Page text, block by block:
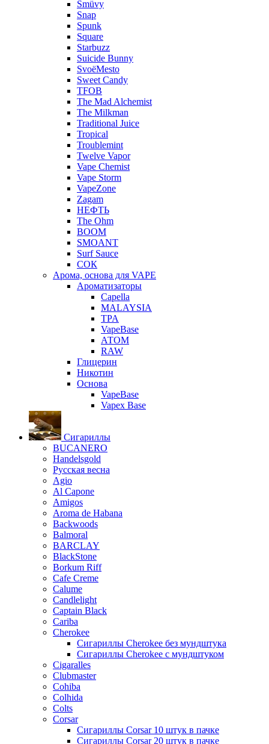
Smüvy
Snap
Spunk
Square
Starbuzz
Suicide Bunny
SvoёMesto
Sweet Candy
TFOB
The Mad Alchemist
The Milkman
Traditional Juice
Tropical
Troublemint
Twelve Vapor
Vape Chemist
Vape Storm
VapeZone
Zagam
НЕФТЬ
The Ohm
BOOM
SMOANT
Surf Sauce
СОК
Арома, основа для VAPE
Ароматизаторы
Capella
MALAYSIA
TPA
VapeBase
АТОМ
RAW
Глицерин
Никотин
Основа
VapeBase
Vapex Base
Сигариллы
BUCANERO
Handelsgold
Русская весна
Agio
Al Capone
Amigos
Aroma de Habana
Backwoods
Balmoral
BARCLAY
BlackStone
Borkum Riff
Cafe Creme
Calume
Candlelight
Captain Black
Cariba
Cherokee
Сигариллы Cherokee без мундштука
Сигариллы Cherokee с мундштуком
Cigaralles
Clubmaster
Cohiba
Colhida
Colts
Corsar
Сигариллы Corsar 10 штук в пачке
Сигариллы Corsar 20 штук в пачке